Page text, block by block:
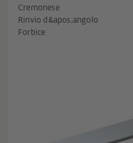
Cremonese
Rinvio d&apos;angolo
Forbice